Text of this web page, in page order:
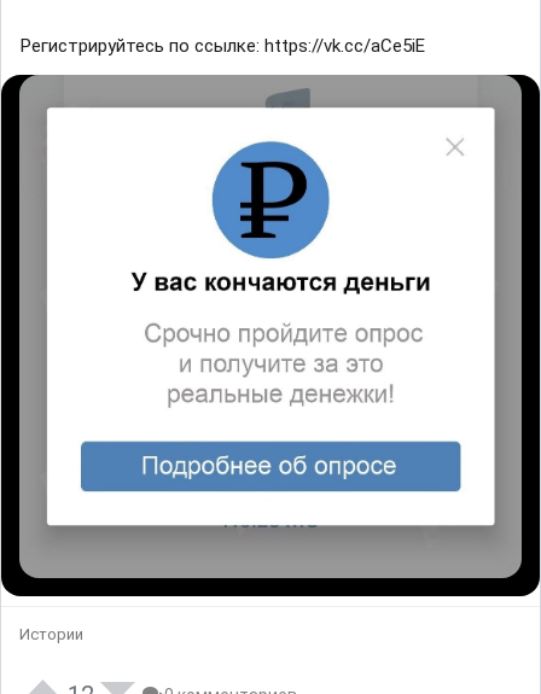
Регистрируйтесь по ссылке: https://vk.cc/aCe5iE
Истории